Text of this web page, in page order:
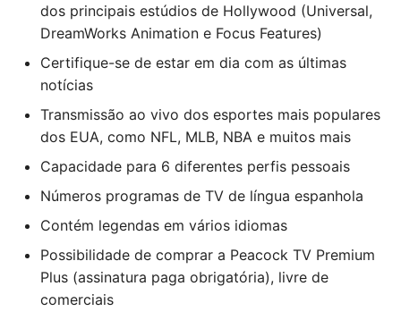
dos principais estúdios de Hollywood (Universal,
DreamWorks Animation e Focus Features)
Certifique-se de estar em dia com as últimas
notícias
Transmissão ao vivo dos esportes mais populares
dos EUA, como NFL, MLB, NBA e muitos mais
Capacidade para 6 diferentes perfis pessoais
Números programas de TV de língua espanhola
Contém legendas em vários idiomas
Possibilidade de comprar a Peacock TV Premium
Plus (assinatura paga obrigatória), livre de
comerciais